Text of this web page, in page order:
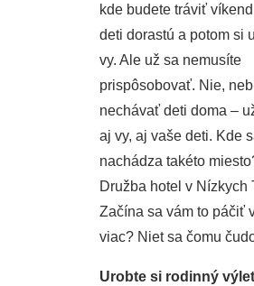
kde budete tráviť
deti dorastú a potom si
vy. Ale už sa nemusíte
prispôsobovať. Nie,
nechávať deti doma –
aj vy, aj vaše deti. Kde
nachádza takéto
Družba hotel v Nízkych
Začína sa vám to páčiť
viac? Niet sa čomu
Urobte si rodinný výlet